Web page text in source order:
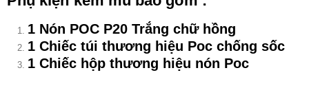
1 Nón POC P20 Trắng chữ hồng
1 Chiếc túi thương hiệu Poc chống sốc
1 Chiếc hộp thương hiệu nón Poc